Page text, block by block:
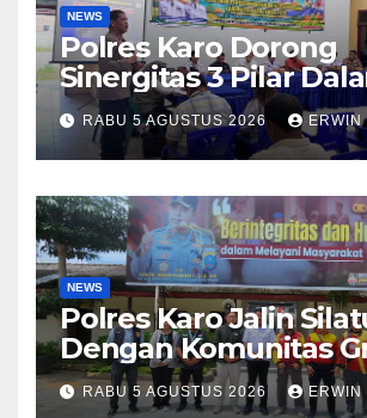
NEWS
Polres Karo Dorong
Sinergitas 3 Pilar
Pelatihan
Mitigasi Bencana
RABU 5 AGUSTUS 2026
NEWS
Polres Karo Jalin
Dengan Komunitas
Giseh, Perkuat
Kamtibmas Jelang
RABU 5 AGUSTUS 2026